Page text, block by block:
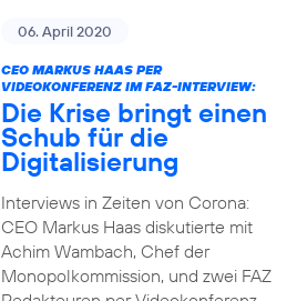
06. April 2020
CEO MARKUS HAAS PER
VIDEOKONFERENZ IM FAZ-INTERVIEW:
Die Krise bringt einen
Schub für die
Digitalisierung
Interviews in Zeiten von Corona:
CEO Markus Haas diskutierte mit
Achim Wambach, Chef der
Monopolkommission, und zwei FAZ